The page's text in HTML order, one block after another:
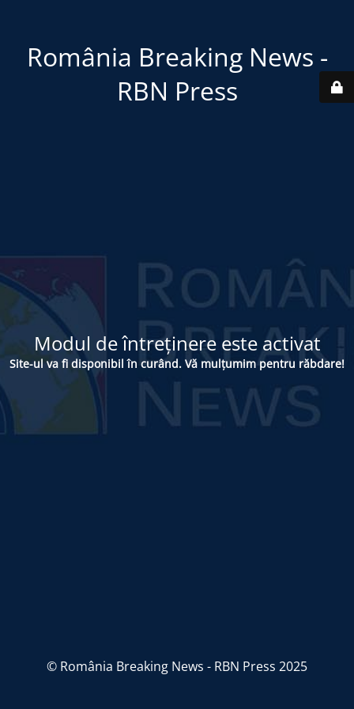
România Breaking News -
RBN Press
Modul de întreținere este activat
Site-ul va fi disponibil în curând. Vă mulțumim pentru răbdare!
© România Breaking News - RBN Press 2025